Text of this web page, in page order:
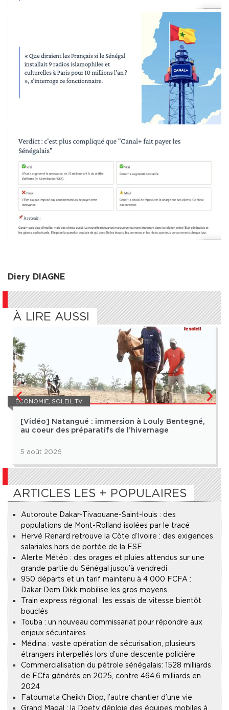
Diery DIAGNE
À LIRE AUSSI
ÉCONOMIE SOLEIL TV
[Vidéo] Natangué : immersion à Louly Bentegné,
au coeur des préparatifs de l’hivernage
5 août 2026
ARTICLES LES + POPULAIRES
Autoroute Dakar-Tivaouane-Saint-louis : des
populations de Mont-Rolland isolées par le tracé
Hervé Renard retrouve la Côte d’Ivoire : des exigences
salariales hors de portée de la FSF
Alerte Météo : des orages et pluies attendus sur une
grande partie du Sénégal jusqu’à vendredi
950 départs et un tarif maintenu à 4 000 FCFA :
Dakar Dem Dikk mobilise les gros moyens
Train express régional : les essais de vitesse bientôt
bouclés
Touba : un nouveau commissariat pour répondre aux
enjeux sécuritaires
Médina : vaste opération de sécurisation, plusieurs
étrangers interpellés lors d’une descente policière
Commercialisation du pétrole sénégalais : 1528 milliards
de FCfa générés en 2025, contre 464,6 milliards en
2024
Fatoumata Cheikh Diop, l’autre chantier d’une vie
Grand Magal : la Dpetv déploie des équipes mobiles à